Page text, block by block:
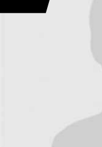
JBCF